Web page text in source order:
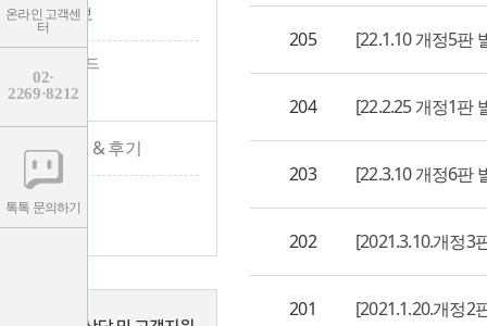
온라인 고객센
터
02·
2269·8212
톡톡 문의하기
수험 정보
- 수험가이드
- 채용공고
합격수기 & 후기
- 합격수기
- 수강후기
205 [22.1.10 개정5판
204 [22.2.25 개정1판
203 [22.3.10 개정6판
202 [2021.3.10.개정3
201 [2021.1.20.개정2